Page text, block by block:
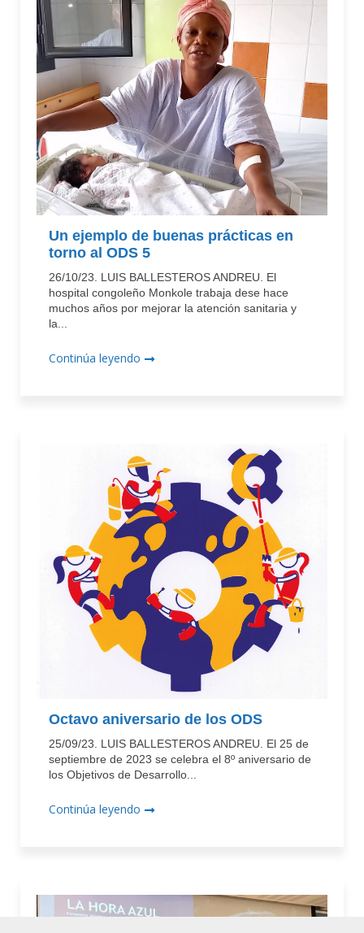
Un ejemplo de buenas prácticas en
torno al ODS 5
26/10/23. LUIS BALLESTEROS ANDREU. El
hospital congoleño Monkole trabaja dese hace
muchos años por mejorar la atención sanitaria y
la...
Continúa leyendo
Octavo aniversario de los ODS
25/09/23. LUIS BALLESTEROS ANDREU. El 25 de
septiembre de 2023 se celebra el 8º aniversario de
los Objetivos de Desarrollo...
Continúa leyendo